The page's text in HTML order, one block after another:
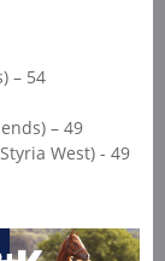
– 54
– 49
West) - 49